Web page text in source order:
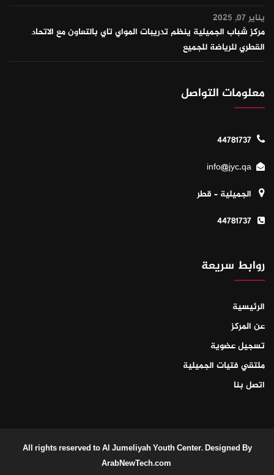
يناير 07, 2025
مركز شباب الجميلية ينظم تدريبات المواي تاي بالتعاون مع الاتحاد
القطري للرياضة للجميع
معلومات التواصل
44781737
info@jyc.qa
الجميلية – قطر
44781737
روابط سريعة
الرئيسية
عن المركز
تسجيل عضوية
ملتقي فتيات الجميلية
اتصل بنا
All rights reserved to Al Jumeliyah Youth Center. Designed By
ArabNewTech.com